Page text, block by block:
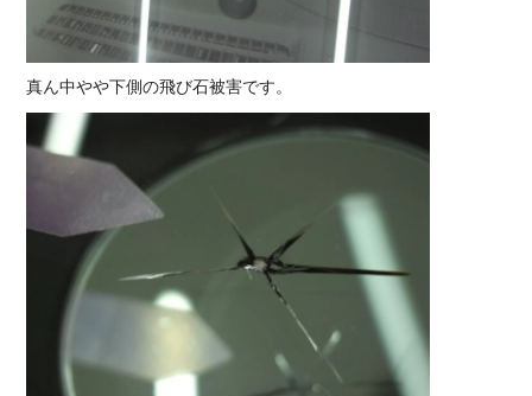
真ん中やや下側の飛び石被害です。